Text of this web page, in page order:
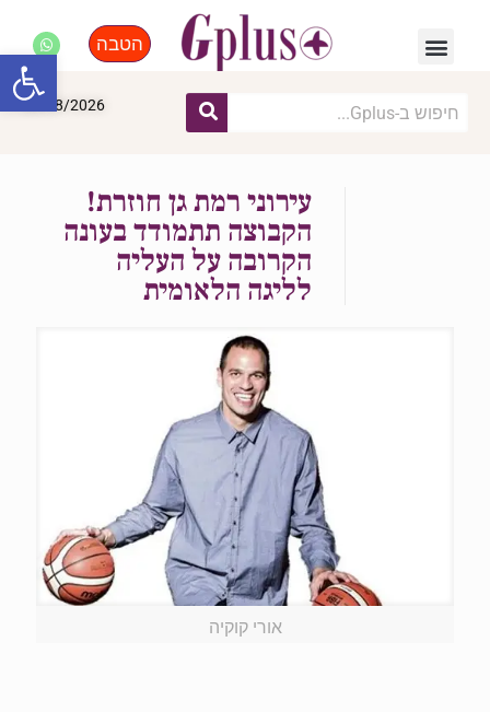
הטבה
08/08/2026
עירוני רמת גן חוזרת!
הקבוצה תתמודד בעונה
הקרובה על העליה
לליגה הלאומית
אורי קוקיה
פתח